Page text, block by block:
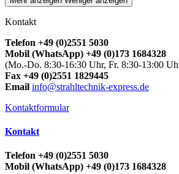
Kontakt
Telefon +49 (0)2551 5030
Mobil (WhatsApp) +49 (0)173 1684328
(Mo.-Do. 8:30-16:30 Uhr, Fr. 8:30-13:00
Fax +49 (0)2551 1829445
Email info@strahltechnik-express.de
Kontaktformular
Kontakt
Telefon +49 (0)2551 5030
Mobil (WhatsApp) +49 (0)173 1684328